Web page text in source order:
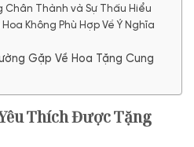
Chân Thành và Sự Thấu Hiểu
Không Phù Hợp Về Ý Nghĩa
Gặp Về Hoa Tặng Cung
Thích Được Tặng